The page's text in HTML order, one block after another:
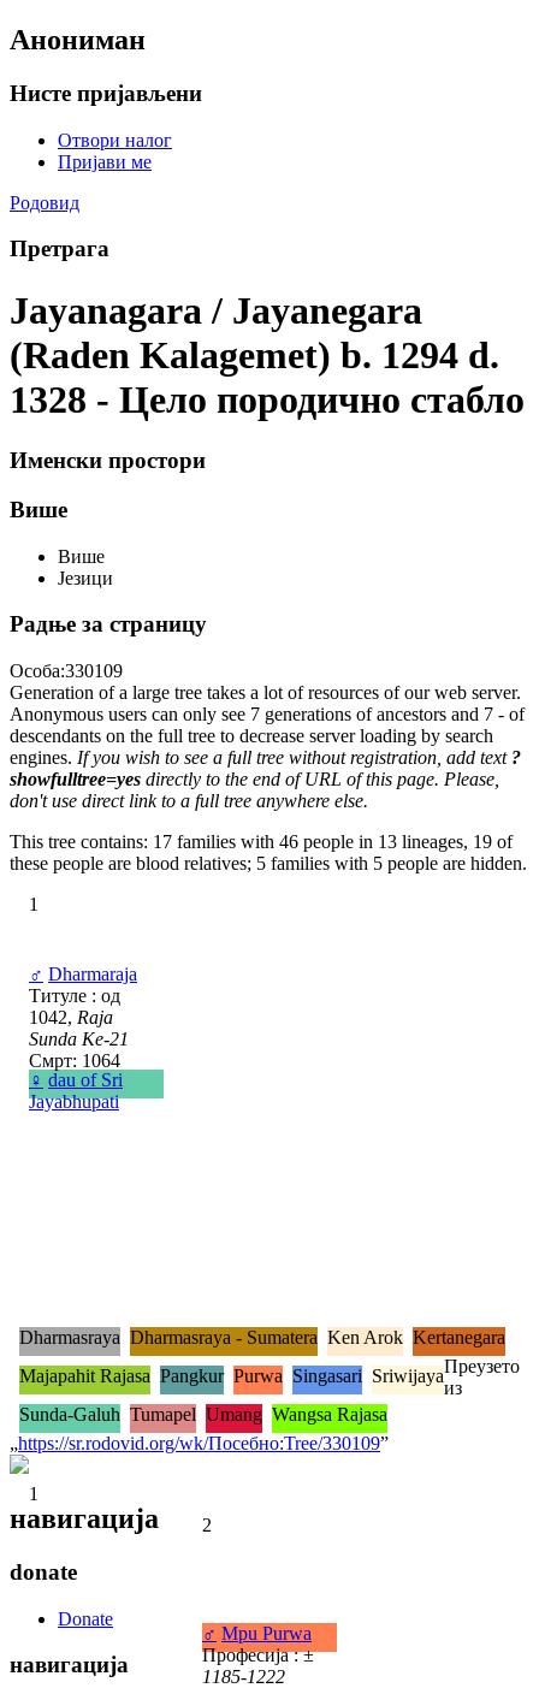
Анониман
Нисте пријављени
Отвори налог
Пријави ме
Родовид
Претрага
Jayanagara / Jayanegara
(Raden Kalagemet) b. 1294 d.
1328 - Цело породично стабло
Именски простори
Више
Више
Језици
Радње за страницу
Особа:330109
Generation of a large tree takes a lot of resources of our web server.
Anonymous users can only see 7 generations of ancestors and 7 - of
descendants on the full tree to decrease server loading by search
engines. If you wish to see a full tree without registration, add text ?
showfulltree=yes directly to the end of URL of this page. Please,
don't use direct link to a full tree anywhere else.
This tree contains: 17 families with 46 people in 13 lineages, 19 of
these people are blood relatives; 5 families with 5 people are hidden.
1
♂ Dharmaraja
Титуле : од
1042, Raja
Sunda Ke-21
Смрт: 1064
♀ dau of Sri
Jayabhupati
1
2
♂ Mpu Purwa
Професија :±
1185-1222
Dharmasraya Dharmasraya - Sumatera Ken Arok Kertanegara
Majapahit Rajasa Pangkur Purwa Singasari Sriwijaya
Sunda-Galuh Tumapel Umang Wangsa Rajasa
Преузето
из
„https://sr.rodovid.org/wk/Посебно:Tree/330109”
навигација
donate
Donate
навигација